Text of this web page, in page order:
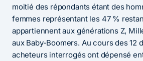
moitié des répondants étant des
femmes représentant les 47 %
appartiennent aux générations Z,
aux Baby-Boomers. Au cours des 12
acheteurs interrogés ont dépensé